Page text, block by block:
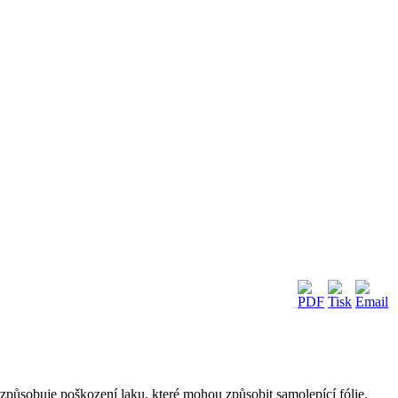
poškození laku, které mohou způsobit samolepící fólie.